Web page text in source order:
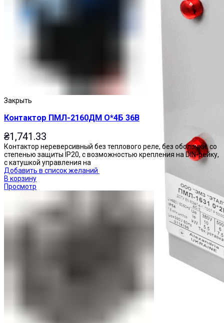
Закрыть
Контактор ПМЛ-2160ДМ О*4Б 36В
₴1,741.33
Контактор нереверсивный без теплового реле, без оболочки, со
степенью защиты IP20, с возможностью крепления на DIN-рейку,
с катушкой управления на
Добавить в список желаний
В корзину
Просмотр